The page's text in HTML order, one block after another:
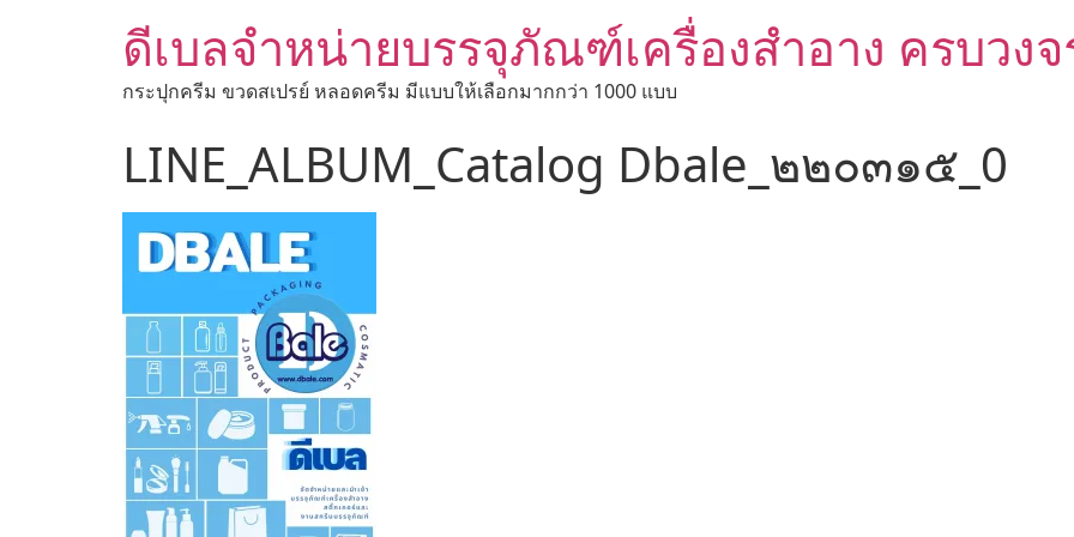
ดีเบลจำหน่ายบรรจุภัณฑ์เครื่องสำอาง ครบวงจ
กระปุกครีม ขวดสเปรย์ หลอดครีม มีแบบให้เลือกมากกว่า 1000 แบบ
LINE_ALBUM_Catalog Dbale_๒๒๐๓๑๕_0